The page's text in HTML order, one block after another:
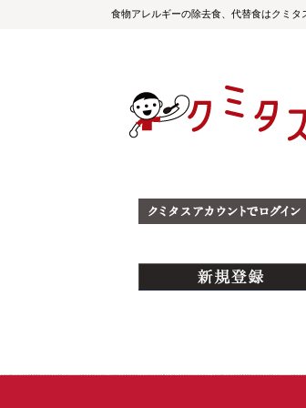
食物アレルギーの除去食、代替食はクミタ